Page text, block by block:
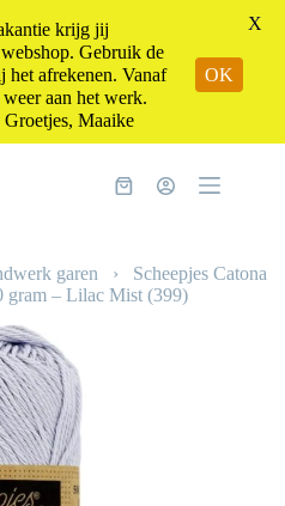
Winkelwagen
garen › Scheepjes Catona
gram – Lilac Mist (399)
krijg jij
Gebruik de
afrekenen. Vanaf
aan het werk.
Maaike
OK
X